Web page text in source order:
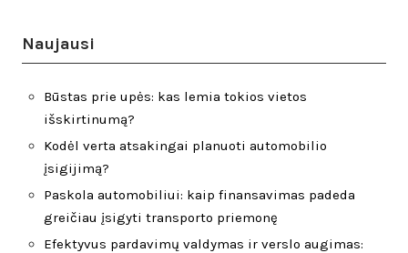
Naujausi
Būstas prie upės: kas lemia tokios vietos
išskirtinumą?
Kodėl verta atsakingai planuoti automobilio
įsigijimą?
Paskola automobiliui: kaip finansavimas padeda
greičiau įsigyti transporto priemonę
Efektyvus pardavimų valdymas ir verslo augimas: